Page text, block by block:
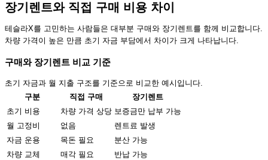
장기렌트와 직접 구매 비용 차이
테슬라X를 고민하는 사람들은 대부분 구매와 장기렌트를 함께 비교합니다.
차량 가격이 높은 만큼 초기 자금 부담에서 차이가 크게 나타납니다.
구매와 장기렌트 비교 기준
초기 자금과 월 지출 구조를 기준으로 비교한 예시입니다.
구분
직접 구매
장기렌트
초기 비용
차량 가격 상당 보증금만 납부 가능
월 고정비
없음
렌트료 발생
자금 운용
목돈 필요
분산 가능
차량 교체
매각 필요
반납 가능